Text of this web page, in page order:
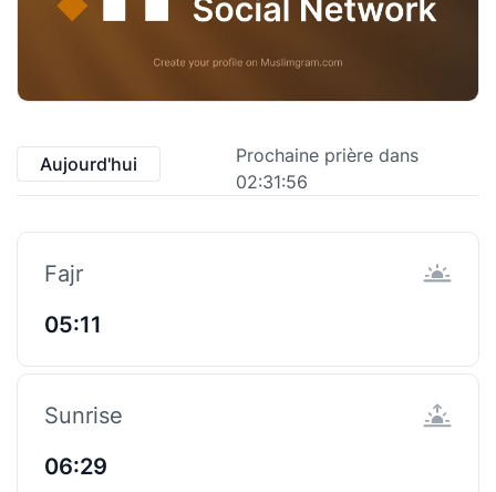
Aujourd'hui
Prochaine prière dans
02:31:55
Fajr
05:11
Sunrise
06:29